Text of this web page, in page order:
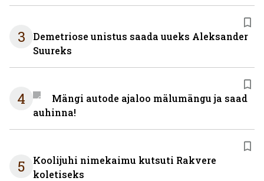
3
Demetriose unistus saada uueks Aleksander
Suureks
4
Mängi autode ajaloo mälumängu ja saad
auhinna!
5
Koolijuhi nimekaimu kutsuti Rakvere
koletiseks